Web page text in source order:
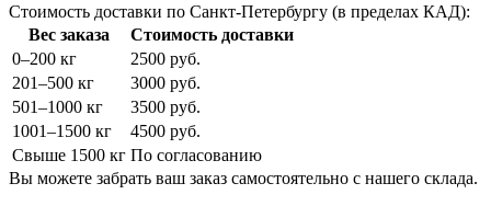
Стоимость доставки по Санкт-Петербургу (в пределах КАД):
Вес заказа
Стоимость доставки
0–200 кг
2500 руб.
201–500 кг
3000 руб.
501–1000 кг
3500 руб.
1001–1500 кг
4500 руб.
Свыше 1500 кг По согласованию
Вы можете забрать ваш заказ самостоятельно с нашего склада.